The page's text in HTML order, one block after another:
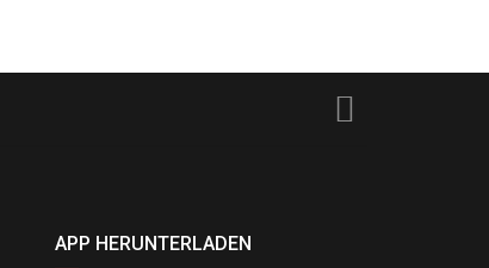
APP HERUNTERLADEN